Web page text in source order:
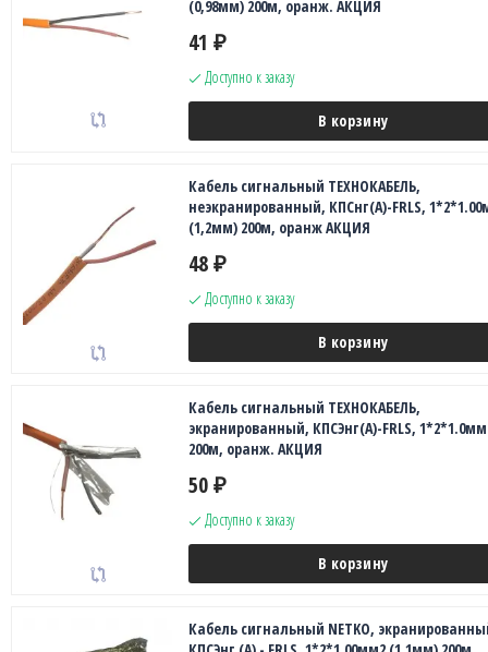
(0,98мм) 200м, оранж. АКЦИЯ
41 ₽
Доступно к заказу
В корзину
Кабель сигнальный ТЕХНОКАБЕЛЬ,
неэкранированный, КПСнг(А)-FRLS,
(1,2мм) 200м, оранж АКЦИЯ
48 ₽
Доступно к заказу
В корзину
Кабель сигнальный ТЕХНОКАБЕЛЬ,
экранированный, КПСЭнг(А)-FRLS,
200м, оранж. АКЦИЯ
50 ₽
Доступно к заказу
В корзину
Кабель сигнальный NETKO,